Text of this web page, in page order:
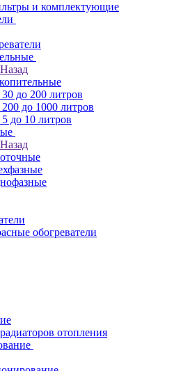
и комплектующие
Назад
до 200 литров
до 1000 литров
до 10 литров
Назад
обогреватели
отопления